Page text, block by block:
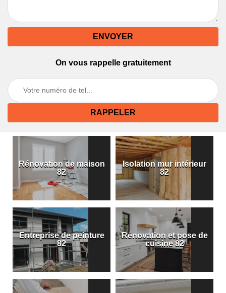
On vous rappelle gratuitement
Rénovation de maison
82
Isolation mur intérieur
82
Entreprise de peinture
82
Rénovation et pose de
cuisine 82